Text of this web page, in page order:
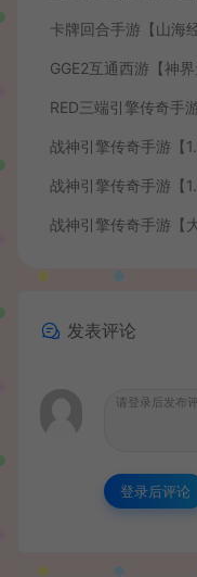
发表评论
登录后评论